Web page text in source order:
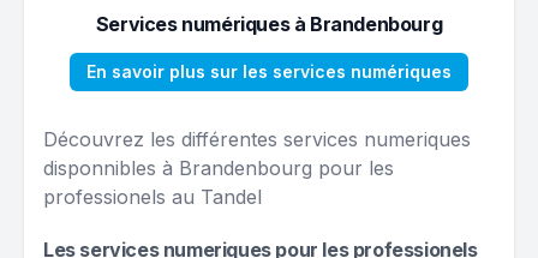
Services numériques à Brandenbourg
En savoir plus sur les services numériques
Découvrez les différentes services numeriques
disponnibles à Brandenbourg pour les
professionels au Tandel
Les services numeriques pour les professionels